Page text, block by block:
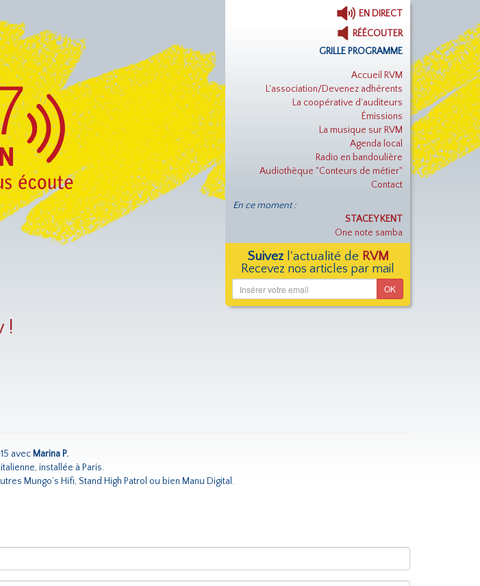
EN DIRECT
RÉÉCOUTER
GRILLE PROGRAMME
Accueil RVM
L'association/Devenez adhérents
La coopérative d'auditeurs
Émissions
La musique sur RVM
Agenda local
Radio en bandoulière
Audiothèque "Conteurs de métier"
Contact
En ce moment :
STACEY KENT
One note samba
Suivezl'actualité de RVM
Recevez nos articles par mail
!
avec Marina P.
installée à Paris.
Mungo’s Hifi, Stand High Patrol ou bien Manu Digital.